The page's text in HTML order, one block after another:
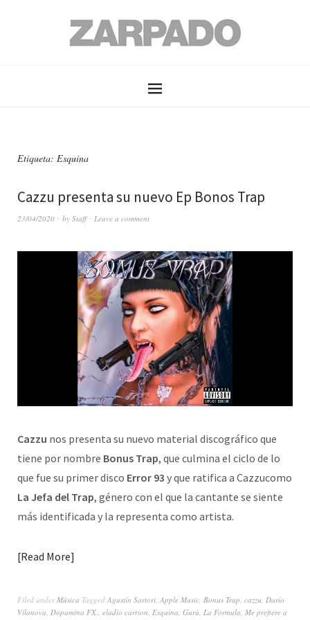
Etiqueta: Esquina
Cazzu presenta su nuevo Ep Bonos Trap
23/04/2020 by Staff Leave a comment
Cazzu nos presenta su nuevo material discográfico que
tiene por nombre Bonus Trap, que culmina el ciclo de lo
que fue su primer disco Error 93 y que ratifica a Cazzucomo
La Jefa del Trap, género con el que la cantante se siente
más identificada y la representa como artista.
Read More
Filed underMúsica Tagged Agustín Sartori, Apple Music, Bonus Trap, cazzu, Darío
Vilanova, Dopamina FX., eladio carrion, Esquina, Gurú, La Formula, Me prefiere a